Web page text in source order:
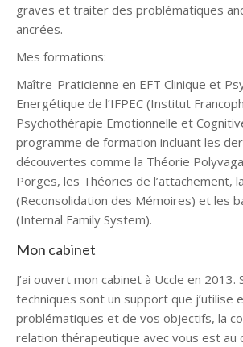
graves et traiter des problématiques
ancrées.
Mes formations:
Maître-Praticienne en EFT Clinique et
Energétique de l’IFPEC (Institut
Psychothérapie Emotionnelle et
programme de formation incluant les
découvertes comme la Théorie
Porges, les Théories de l’attachement,
(Reconsolidation des Mémoires) et les
(Internal Family System).
Mon cabinet
J’ai ouvert mon cabinet à Uccle en
techniques sont un support que j’utilise
problématiques et de vos objectifs, la
relation thérapeutique avec vous est au